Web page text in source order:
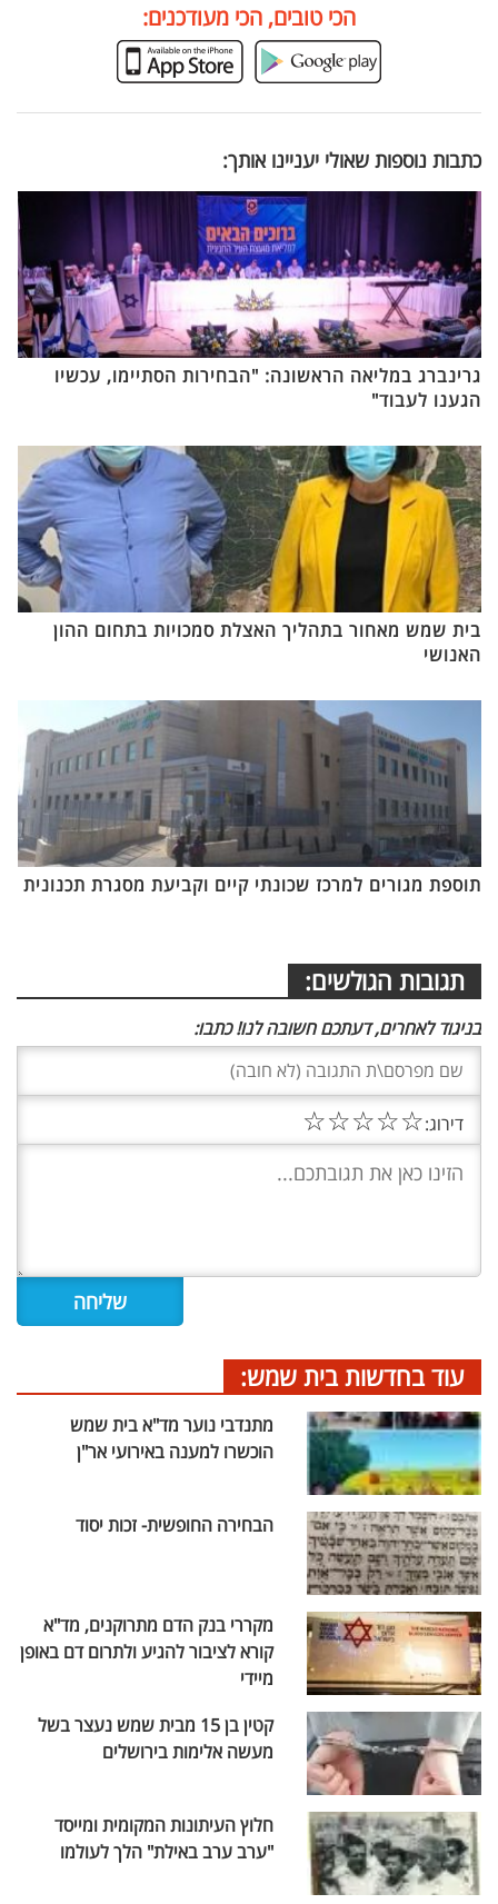
הכי טובים, הכי מעודכנים:
כתבות נוספות שאולי יעניינו אותך:
גרינברג במליאה הראשונה: "הבחירות הסתיימו, עכשיו
הגענו לעבוד"
בית שמש מאחור בתהליך האצלת סמכויות בתחום ההון
האנושי
תוספת מגורים למרכז שכונתי קיים וקביעת מסגרת תכנונית
תגובות הגולשים:
בניגוד לאחרים, דעתכם חשובה לנו! כתבו:
דירוג:☆
☆
☆
☆
☆
עוד בחדשות בית שמש:
מתנדבי נוער מד"א בית שמש
הוכשרו למענה באירועי אר"ן
הבחירה החופשית- זכות יסוד
מקררי בנק הדם מתרוקנים, מד"א
קורא לציבור להגיע ולתרום דם באופן
מיידי
קטין בן 15 מבית שמש נעצר בשל
מעשה אלימות בירושלים
חלוץ העיתונות המקומית ומייסד
"ערב ערב באילת" הלך לעולמו